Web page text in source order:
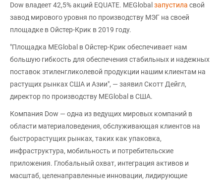
Dow владеет 42,5% акций EQUATE. MEGlobalзапустила свой
завод мирового уровня по производству МЭГ на своей
площадке в Ойстер-Крик в 2019 году.
"Площадка MEGlobal в Ойстер-Крик обеспечивает нам
большую гибкость для обеспечения стабильных и надежных
поставок этиленгликолевой продукции нашим клиентам на
растущих рынках США и Азии", — заявил Скотт Дейгл,
директор по производству MEGlobal в США.
Компания Dow — одна из ведущих мировых компаний в
области материаловедения, обслуживающая клиентов на
быстрорастущих рынках, таких как упаковка,
инфраструктура, мобильность и потребительские
приложения. Глобальный охват, интеграция активов и
масштаб, целенаправленные инновации, лидирующие